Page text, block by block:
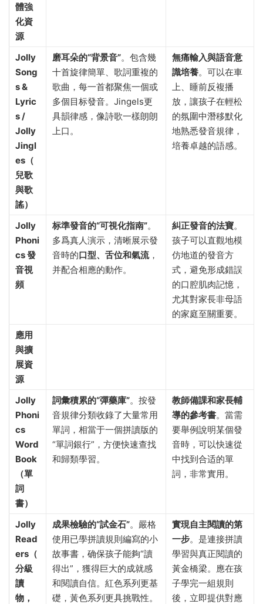
體強
化資
源
Jolly
Song
s &
Lyric
s /
Jolly
Jingl
es（
兒歌
與歌
謠）​
磨耳朵的“背景音”​。包含幾
十首旋律簡單、歌詞重複的
歌曲，每一首都聚焦一個或
多個目标發音。Jingels更
具韻律感，像詩歌一樣朗朗
上口。
無痛輸入與語音意
識培養。可以在車
上、睡前反複播
放，讓孩子在輕松
的氛圍中潛移默化
地熟悉發音規律，
培養卓越的語感。
Jolly
Phoni
cs 發
音視
頻
标準發音的“可視化指南”​。
多爲真人演示，清晰展示發
音時的口型、舌位和氣流，
并配合相應的動作。
糾正發音的法寶。
孩子可以直觀地模
仿地道的發音方
式，避免形成錯誤
的口腔肌肉記憶，
尤其對家長非母語
的家庭至關重要。
應用
與擴
展資
源
Jolly
Phoni
cs
Word
Book
（單
詞
書）​
詞彙積累的“彈藥庫”​。按發
音規律分類收錄了大量常用
單詞，相當于一個拼讀版的
“單詞銀行”，方便快速查找
和歸類學習。
教師備課和家長輔
導的參考書。當需
要舉例說明某個發
音時，可以快速從
中找到合适的單
詞，非常實用。
Jolly
Read
ers（
分級
讀
物，
成果檢驗的“試金石”​。嚴格
使用已學拼讀規則編寫的小
故事書，确保孩子能夠“讀
得出”，獲得巨大的成就感
和閱讀自信。紅色系列更基
礎，黃色系列更具挑戰性。
實現自主閱讀的第
一步。是連接拼讀
學習與真正閱讀的
黃金橋梁。應在孩
子學完一組規則
後，立即提供對應